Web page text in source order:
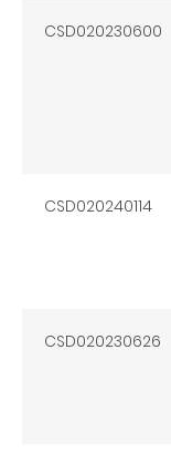
CSD020230600
CSD020240114
CSD020230626